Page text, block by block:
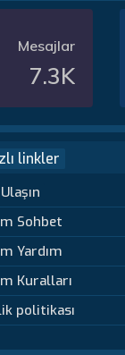
Mesajlar
7.3K
linkler
Sohbet
Yardım
Kuralları
politikası